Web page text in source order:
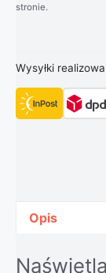
stronie.
Wysyłki
Opis